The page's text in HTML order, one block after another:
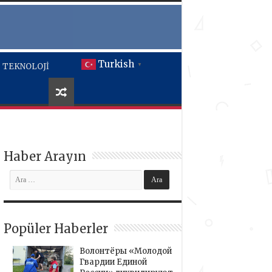
Turkish ▼
TEKNOLOJİ
Haber Arayın
Popüler Haberler
Волонтёры «Молодой
Гвардии Единой